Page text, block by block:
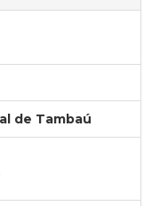
de Tambaú